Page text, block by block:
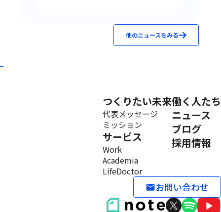
他のニュースをみる
つくりたい未来
代表メッセージ
ミッション
サービス
Work
Academia
LifeDoctor
働く人たち
ニュース
ブログ
採用情報
emailお問い合わせ